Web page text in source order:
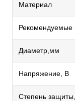
Материал
Диаметр,мм
Напряжение, В
Степень